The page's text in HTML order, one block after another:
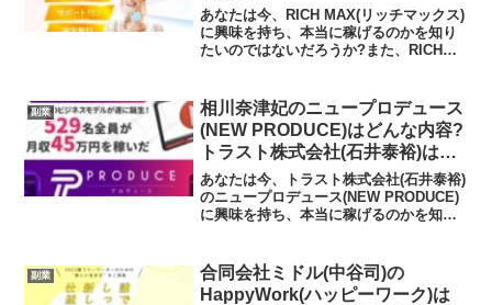
あなたは今、RICH MAX(リッチマックス)
に興味を持ち、本当に稼げるのかを知り
たいのではないだろうか?また、RICH
だろうか？答えを言うと、おすすめでき
ません...
副業
相川奈津妃のニュープロデュース
(NEW PRODUCE)はどんな内容?
トラスト株式会社(石井泰裕)はど
んな会社?副業の実態や実践者の
声、口コミや評判を調査しました
あなたは今、トラスト株式会社(石井泰裕)
のニュープロデュース(NEW PRODUCE)
に興味を持ち、本当に稼げるのかを知り
クは何なのかを調べようとしているの...
副業
合同会社ミドル(中谷司)の
HappyWork(ハッピーワーク)は